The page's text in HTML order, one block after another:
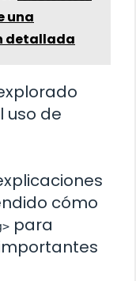
una
detallada
uso de
cómo
para